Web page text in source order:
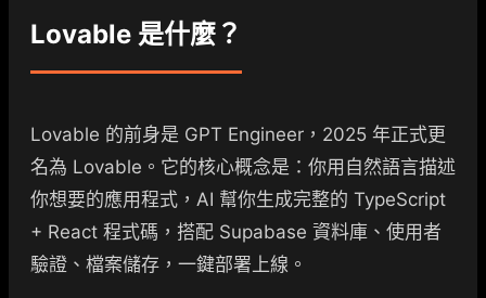
Lovable 是什麼？
Lovable 的前身是 GPT Engineer，2025 年正式更
名為 Lovable。它的核心概念是：你用自然語言描述
你想要的應用程式，AI 幫你生成完整的 TypeScript
+ React 程式碼，搭配 Supabase 資料庫、使用者
驗證、檔案儲存，一鍵部署上線。